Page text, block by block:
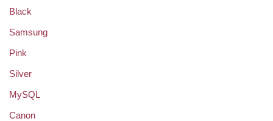
Black
Samsung
Pink
Silver
MySQL
Canon